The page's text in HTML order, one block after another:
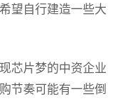
望自行建造一些大
芯片梦的中资企业
节奏可能有一些倒